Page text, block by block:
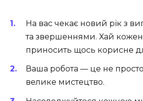
На вас чекає новий рік з
та звершеннями. Хай
приносить щось корисне
Ваша робота — це не
велике мистецтво.